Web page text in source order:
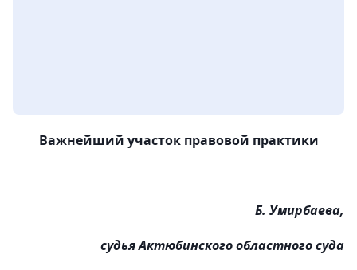
Важнейший участок правовой практики
Б. Умирбаева,
судья Актюбинского областного суда